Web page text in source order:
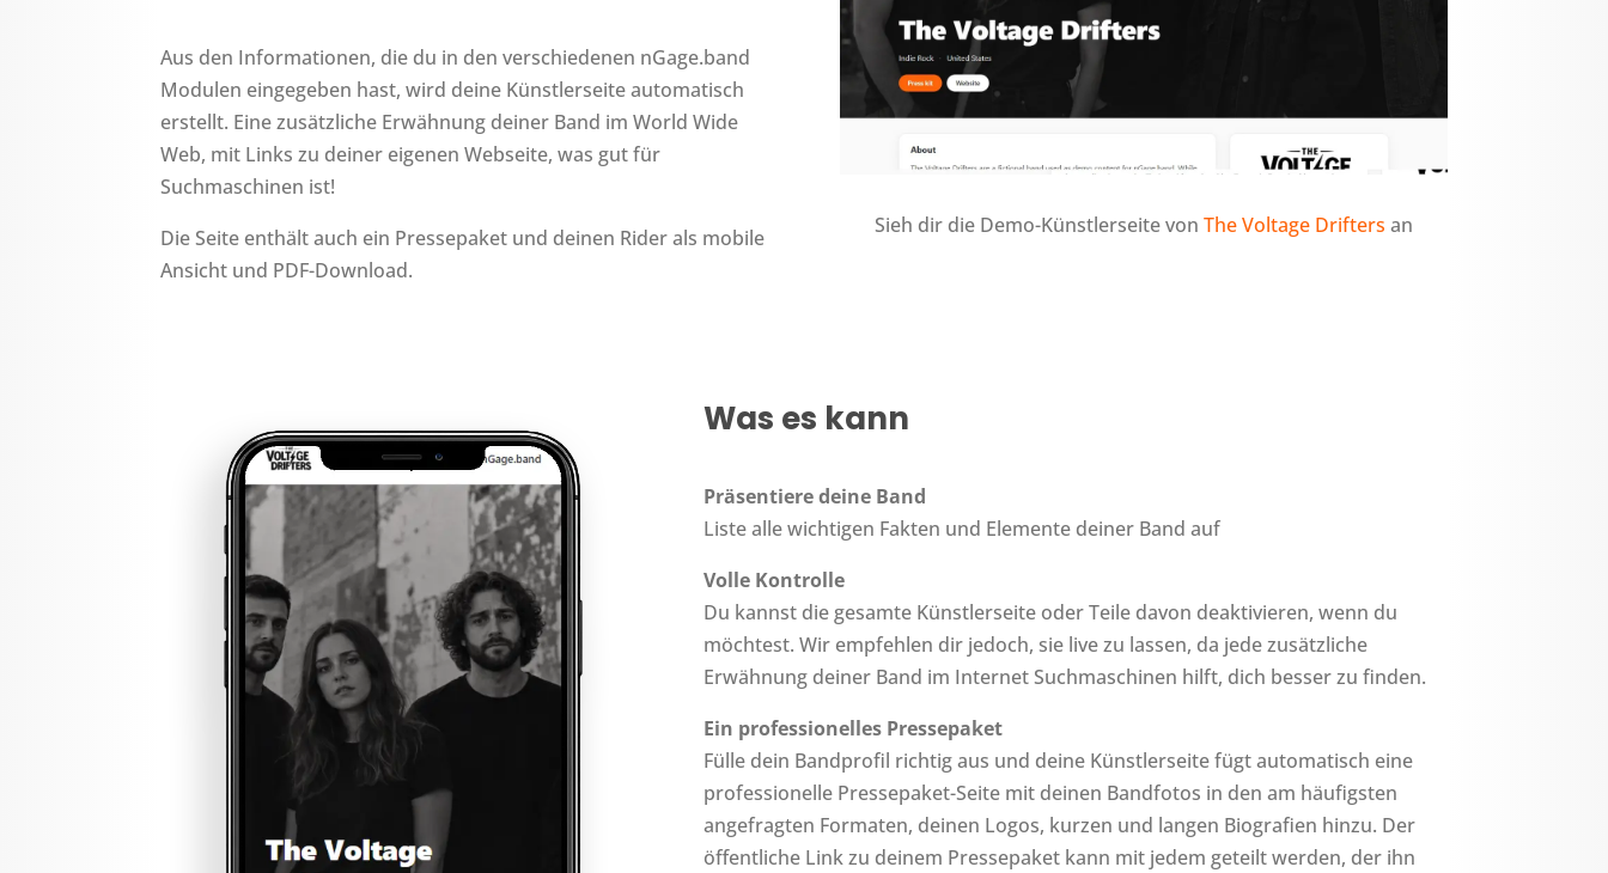
Aus den Informationen, die du in den verschiedenen nGage.band
Modulen eingegeben hast, wird deine Künstlerseite automatisch
erstellt. Eine zusätzliche Erwähnung deiner Band im World Wide
Web, mit Links zu deiner eigenen Webseite, was gut für
Suchmaschinen ist!
Die Seite enthält auch ein Pressepaket und deinen Rider als mobile
Ansicht und PDF-Download.
Sieh dir die Demo-Künstlerseite von The Voltage Drifters an
Was es kann
Präsentiere deine Band
Liste alle wichtigen Fakten und Elemente deiner Band auf
Volle Kontrolle
Du kannst die gesamte Künstlerseite oder Teile davon deaktivieren, wenn du
möchtest. Wir empfehlen dir jedoch, sie live zu lassen, da jede zusätzliche
Erwähnung deiner Band im Internet Suchmaschinen hilft, dich besser zu finden.
Ein professionelles Pressepaket
Fülle dein Bandprofil richtig aus und deine Künstlerseite fügt automatisch eine
professionelle Pressepaket-Seite mit deinen Bandfotos in den am häufigsten
angefragten Formaten, deinen Logos, kurzen und langen Biografien hinzu. Der
öffentliche Link zu deinem Pressepaket kann mit jedem geteilt werden, der ihn